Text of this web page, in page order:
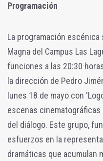
Programación
La programación
Magna del Campus Las
funciones a las 20:30
la dirección de Pedro
lunes 18 de mayo con
escenas
del diálogo. Este grupo,
esfuerzos en la
dramáticas que acumulan